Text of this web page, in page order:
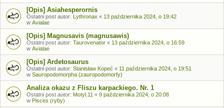
[Opis] Asiahesperornis
Ostatni post autor: Lythronax « 13 października 2024, o 19:42
w Avialae
[Opis] Magnusavis (magnusawis)
Ostatni post autor: Taurovenator « 13 października 2024, o 16:59
w Avialae
[Opis] Ardetosaurus
Ostatni post autor: Stanisław Kopeć « 11 października 2024, o 19:51
w Sauropodomorpha (zauropodomorfy)
Analiza okazu z Fliszu karpackiego. Nr. 1
Ostatni post autor: Motyl.11 « 9 października 2024, o 20:08
w Pisces (ryby)